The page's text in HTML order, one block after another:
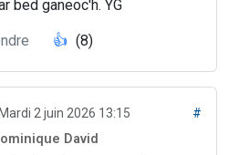
bed ganeoc'h. YG
👍 (8)
Mardi 2 juin 2026 13:15 #
David